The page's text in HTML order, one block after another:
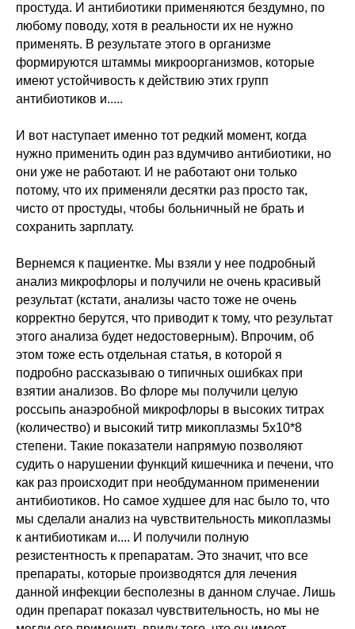
простуда. И антибиотики применяются бездумно, по
любому поводу, хотя в реальности их не нужно
применять. В результате этого в организме
формируются штаммы микроорганизмов, которые
имеют устойчивость к действию этих групп
антибиотиков и.....
И вот наступает именно тот редкий момент, когда
нужно применить один раз вдумчиво антибиотики, но
они уже не работают. И не работают они только
потому, что их применяли десятки раз просто так,
чисто от простуды, чтобы больничный не брать и
сохранить зарплату.
Вернемся к пациентке. Мы взяли у нее подробный
анализ микрофлоры и получили не очень красивый
результат (кстати, анализы часто тоже не очень
корректно берутся, что приводит к тому, что результат
этого анализа будет недостоверным). Впрочим, об
этом тоже есть отдельная статья, в которой я
подробно рассказываю о типичных ошибках при
взятии анализов. Во флоре мы получили целую
россыпь анаэробной микрофлоры в высоких титрах
(количество) и высокий титр микоплазмы 5х10*8
степени. Такие показатели напрямую позволяют
судить о нарушении функций кишечника и печени, что
как раз происходит при необдуманном применении
антибиотиков. Но самое худшее для нас было то, что
мы сделали анализ на чувствительность микоплазмы
к антибиотикам и.... И получили полную
резистентность к препаратам. Это значит, что все
препараты, которые производятся для лечения
данной инфекции бесполезны в данном случае. Лишь
один препарат показал чувствительность, но мы не